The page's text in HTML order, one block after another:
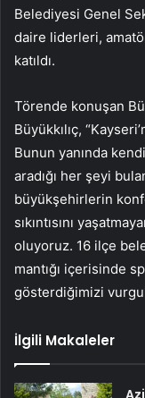
Belediyesi Genel
daire liderleri,
katıldı.
Törende konuşan
Büyükkılıç,
Bunun yanında
aradığı her şeyi
büyükşehirlerin
sıkıntısını
oluyoruz. 16 ilçe
mantığı içerisinde
gösterdiğimizi
İlgili Makaleler